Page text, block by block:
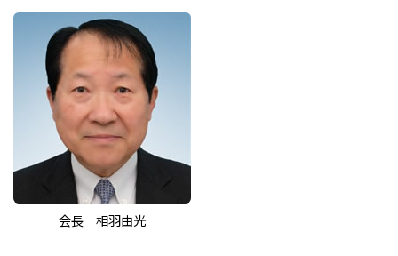
会長 相羽由光